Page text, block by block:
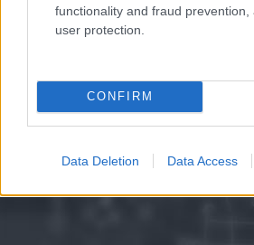
functionality and fraud prevention,
user protection.
CONFIRM
Data Deletion Data Access